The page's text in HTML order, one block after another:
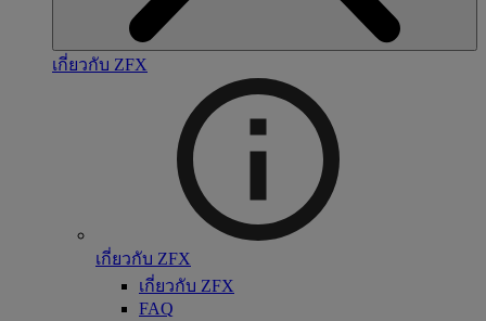
เกี่ยวกับ ZFX
เกี่ยวกับ ZFX
เกี่ยวกับ ZFX
FAQ